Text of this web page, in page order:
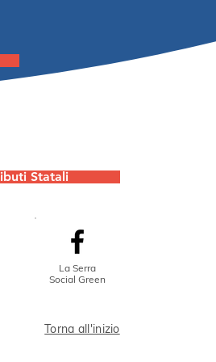
Statali
La Serra
Social Green
Torna all'inizio